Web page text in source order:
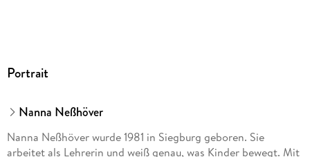
Portrait
Nanna Neßhöver
Nanna Neßhöver wurde 1981 in Siegburg geboren. Sie
arbeitet als Lehrerin und weiß genau, was Kinder bewegt. Mit